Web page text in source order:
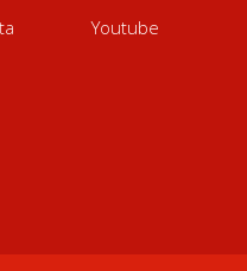
Youtube